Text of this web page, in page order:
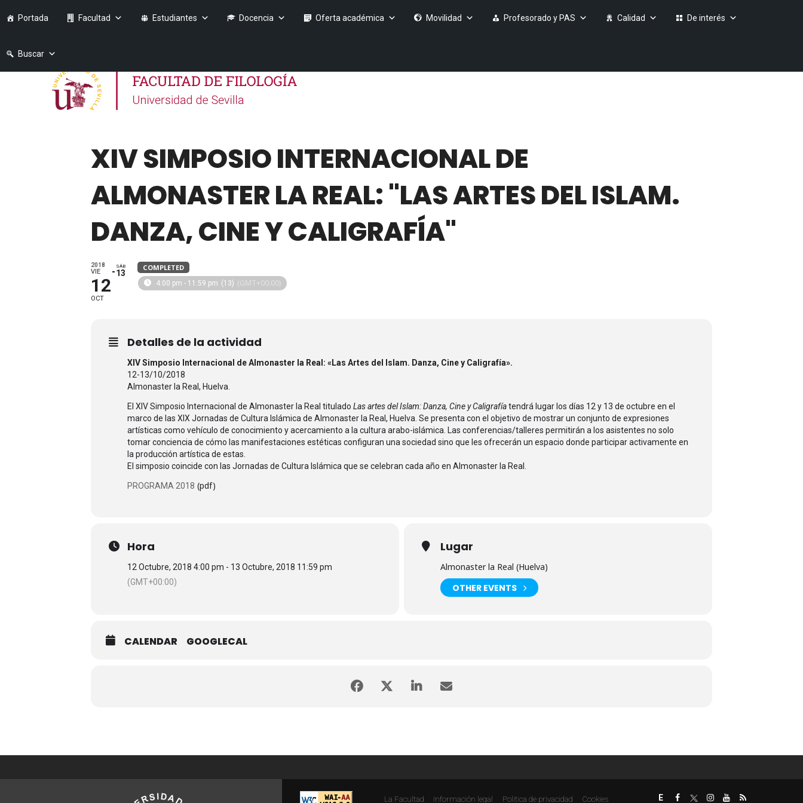
Portada Facultad Estudiantes Docencia Oferta académica Movilidad Profesorado y PAS Calidad De interés
Buscar
XIV SIMPOSIO INTERNACIONAL DE
ALMONASTER LA REAL: "LAS ARTES DEL ISLAM.
DANZA, CINE Y CALIGRAFÍA"
2018
VIE
12
OCT
SÁB
13
COMPLETED
4:00 pm - 11:59 pm (13) (GMT+00:00)
Detalles de la actividad
XIV Simposio Internacional de Almonaster la Real: «Las Artes del Islam. Danza, Cine y Caligrafía».
12-13/10/2018
Almonaster la Real, Huelva.
El XIV Simposio Internacional de Almonaster la Real titulado Las artes del Islam: Danza, Cine y Caligrafíatendrá lugar los días 12 y 13 de octubre en el
marco de las XIX Jornadas de Cultura Islámica de Almonaster la Real, Huelva. Se presenta con el objetivo de mostrar un conjunto de expresiones
artísticas como vehículo de conocimiento y acercamiento a la cultura arabo-islámica. Las conferencias/talleres permitirán a los asistentes no solo
tomar conciencia de cómo las manifestaciones estéticas configuran una sociedad sino que les ofrecerán un espacio donde participar activamente en
la producción artística de estas.
El simposio coincide con las Jornadas de Cultura Islámica que se celebran cada año en Almonaster la Real.
PROGRAMA 2018 (pdf)
Hora
12 Octubre, 2018 4:00 pm - 13 Octubre, 2018 11:59 pm
(GMT+00:00)
Lugar
Almonaster la Real (Huelva)
OTHER EVENTS
CALENDAR GOOGLECAL
La Facultad Información legal Politica de privacidad Cookies E